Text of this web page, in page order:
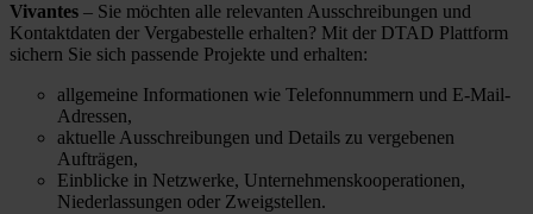
Vivantes – Sie möchten alle relevanten Ausschreibungen und
Kontaktdaten der Vergabestelle erhalten? Mit der DTAD Plattform
sichern Sie sich passende Projekte und erhalten:
allgemeine Informationen wie Telefonnummern und E-Mail-
Adressen,
aktuelle Ausschreibungen und Details zu vergebenen
Aufträgen,
Einblicke in Netzwerke, Unternehmenskooperationen,
Niederlassungen oder Zweigstellen.